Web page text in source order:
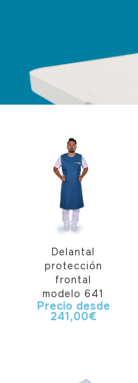
Delantal
protección
frontal
modelo 641
Precio desde
241,00€